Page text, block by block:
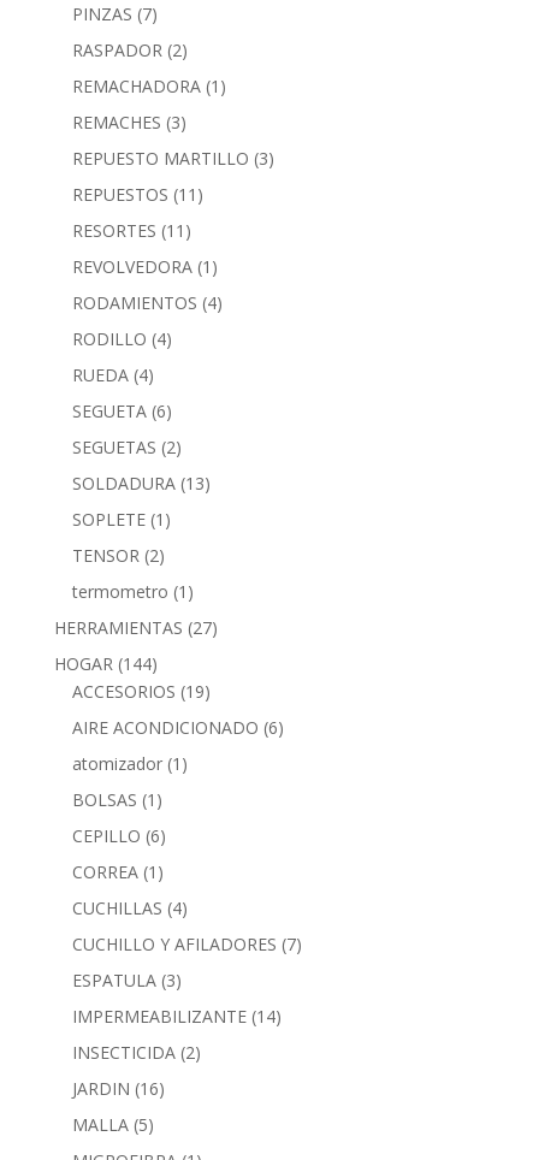
PINZAS (7)
RASPADOR (2)
REMACHADORA (1)
REMACHES (3)
REPUESTO MARTILLO (3)
REPUESTOS (11)
RESORTES (11)
REVOLVEDORA (1)
RODAMIENTOS (4)
RODILLO (4)
RUEDA (4)
SEGUETA (6)
SEGUETAS (2)
SOLDADURA (13)
SOPLETE (1)
TENSOR (2)
termometro (1)
HERRAMIENTAS (27)
HOGAR (144)
ACCESORIOS (19)
AIRE ACONDICIONADO (6)
atomizador (1)
BOLSAS (1)
CEPILLO (6)
CORREA (1)
CUCHILLAS (4)
CUCHILLO Y AFILADORES (7)
ESPATULA (3)
IMPERMEABILIZANTE (14)
INSECTICIDA (2)
JARDIN (16)
MALLA (5)